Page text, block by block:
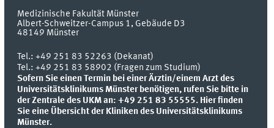
Medizinische Fakultät Münster
Albert-Schweitzer-Campus 1, Gebäude D3
48149 Münster
Tel.:+49 251 83 52263 (Dekanat)
Tel.: +49 251 83 58902 (Fragen zum Studium)
Sofern Sie einen Termin bei einer Ärztin/einem Arzt des
Universitätsklinikums Münster benötigen, rufen Sie bitte in
der Zentrale des UKM an: +49 251 83 55555. Hier finden
Sie eine Übersicht der Kliniken des Universitätsklinikums
Münster.